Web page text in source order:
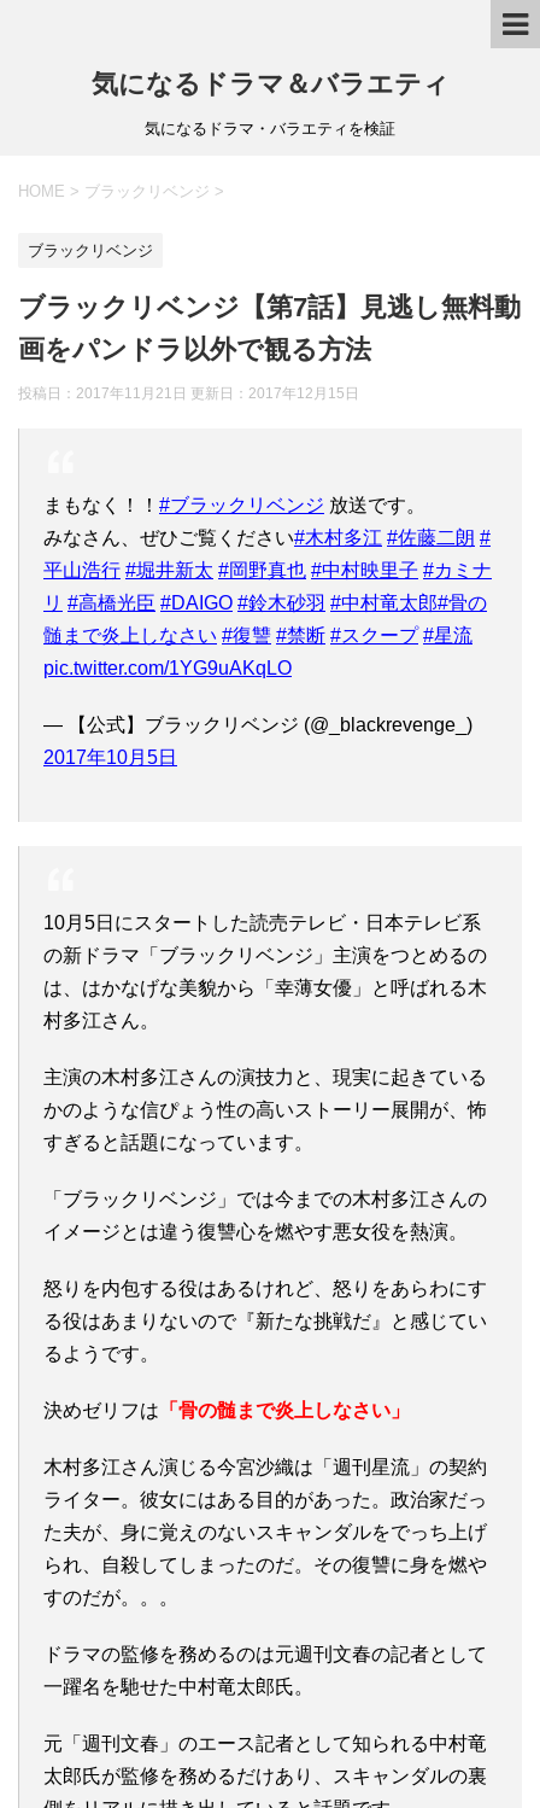
気になるドラマ＆バラエティ
気になるドラマ・バラエティを検証
HOME > ブラックリベンジ >
ブラックリベンジ
ブラックリベンジ【第7話】見逃し無料動
画をパンドラ以外で観る方法
投稿日：2017年11月21日 更新日： 2017年12月15日
まもなく！！ #ブラックリベンジ 放送です。
みなさん、ぜひご覧ください#木村多江 #佐藤二朗 #
平山浩行 #堀井新太 #岡野真也 #中村映里子 #カミナ
リ #高橋光臣 #DAIGO #鈴木砂羽 #中村竜太郎#骨の
髄まで炎上しなさい #復讐 #禁断 #スクープ #星流
pic.twitter.com/1YG9uAKqLO
— 【公式】ブラックリベンジ (@_blackrevenge_)
2017年10月5日
10月5日にスタートした読売テレビ・日本テレビ系
の新ドラマ「ブラックリベンジ」主演をつとめるの
は、はかなげな美貌から「幸薄女優」と呼ばれる木
村多江さん。
主演の木村多江さんの演技力と、現実に起きている
かのような信ぴょう性の高いストーリー展開が、怖
すぎると話題になっています。
「ブラックリベンジ」では今までの木村多江さんの
イメージとは違う復讐心を燃やす悪女役を熱演。
怒りを内包する役はあるけれど、怒りをあらわにす
る役はあまりないので『新たな挑戦だ』と感じてい
るようです。
決めゼリフは 「骨の髄まで炎上しなさい」
木村多江さん演じる今宮沙織は「週刊星流」の契約
ライター。彼女にはある目的があった。政治家だっ
た夫が、身に覚えのないスキャンダルをでっち上げ
られ、自殺してしまったのだ。その復讐に身を燃や
すのだが。。。
ドラマの監修を務めるのは元週刊文春の記者として
一躍名を馳せた中村竜太郎氏。
元「週刊文春」のエース記者として知られる中村竜
太郎氏が監修を務めるだけあり、スキャンダルの裏